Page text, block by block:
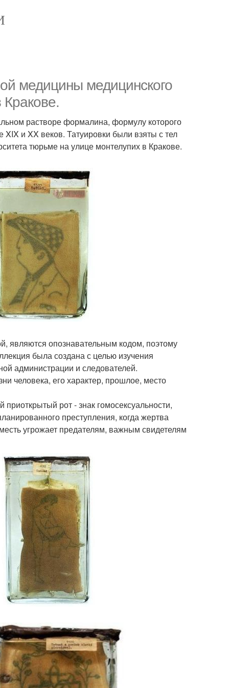
медицины медицинского
Кракове.
растворе формалина, формулу которого
и XX веков. Татуировки были взяты с тел
тюрьме на улице монтелупих в Кракове.
являются опознавательным кодом, поэтому
была создана с целью изучения
администрации и следователей.
человека, его характер, прошлое, место
рот - знак гомосексуальности,
преступления, когда жертва
угрожает предателям, важным свидетелям